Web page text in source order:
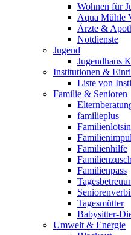
Wohnen für
Aqua Mühle
Ärzte &
Notdienste
Jugend
Jugendhaus
Institutionen &
Liste von
Familie & Senioren
familieplus
Familienhilfe
Familienpass
Tagesmütter
Babysitter-
Umwelt & Energie